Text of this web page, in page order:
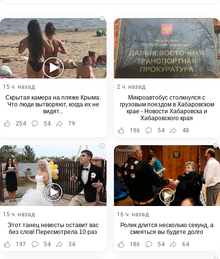
i
15 ч. назад
Скрытая камера на пляже Крыма:
Что люди вытворяют, когда их не
видят...
254
54 79
2 ч. назад
Микроавтобус столкнулся с
грузовым поездом в Хабаровском
крае - Новости Хабаровска и
Хабаровского края
196
54 48
i
15 ч. назад
Этот танец невесты оставит вас
без слов! Пересмотрела 10 раз
197
54 34
i
16 ч. назад
Ролик длится несколько секунд, а
смеяться вы будете долго
186
54 64